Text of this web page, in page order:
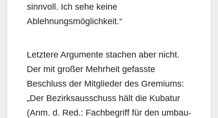
sinnvoll. Ich sehe keine
Ablehnungsmöglichkeit.“
Letztere Argumente stachen aber nicht.
Der mit großer Mehrheit gefasste
Beschluss der Mitglieder des Gremiums:
„Der Bezirksausschuss hält die Kubatur
(Anm. d. Red.: Fachbegriff für den umbau­